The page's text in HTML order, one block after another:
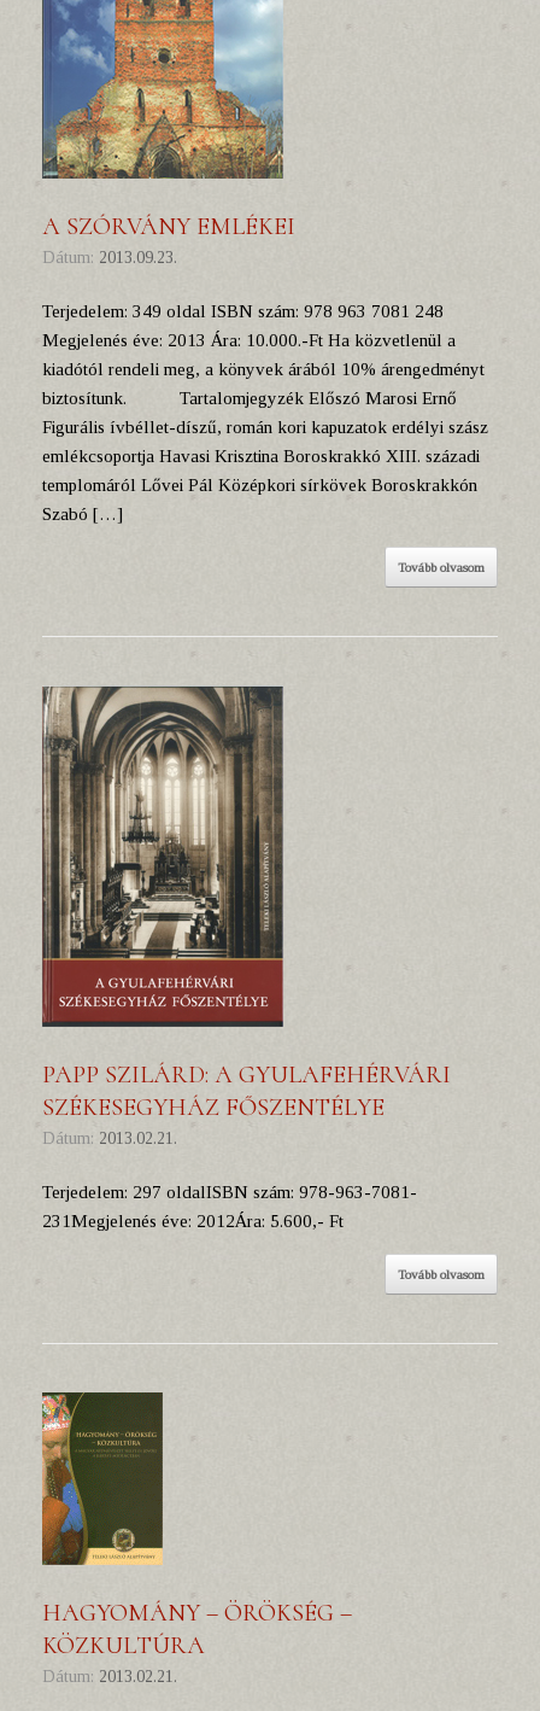
A SZÓRVÁNY EMLÉKEI
Dátum: 2013.09.23.
Terjedelem: 349 oldal ISBN szám: 978 963 7081 248
Megjelenés éve: 2013 Ára: 10.000.-Ft Ha közvetlenül a
kiadótól rendeli meg, a könyvek árából 10% árengedményt
biztosítunk. Tartalomjegyzék Előszó Marosi Ernő
Figurális ívbéllet-díszű, román kori kapuzatok erdélyi szász
emlékcsoportja Havasi Krisztina Boroskrakkó XIII. századi
templomáról Lővei Pál Középkori sírkövek Boroskrakkón
Szabó […]
Tovább olvasom
PAPP SZILÁRD: A GYULAFEHÉRVÁRI
SZÉKESEGYHÁZ FŐSZENTÉLYE
Dátum: 2013.02.21.
Terjedelem: 297 oldalISBN szám: 978-963-7081-
231Megjelenés éve: 2012Ára: 5.600,- Ft
Tovább olvasom
HAGYOMÁNY – ÖRÖKSÉG –
KÖZKULTÚRA
Dátum: 2013.02.21.